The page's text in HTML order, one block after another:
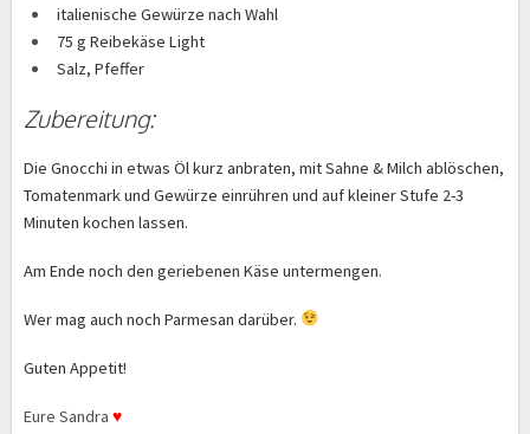
italienische Gewürze nach Wahl
75 g Reibekäse Light
Salz, Pfeffer
Zubereitung:
Die Gnocchi in etwas Öl kurz anbraten, mit Sahne & Milch ablöschen,
Tomatenmark und Gewürze einrühren und auf kleiner Stufe 2-3
Minuten kochen lassen.
Am Ende noch den geriebenen Käse untermengen.
Wer mag auch noch Parmesan darüber.
Guten Appetit!
Eure Sandra ♥